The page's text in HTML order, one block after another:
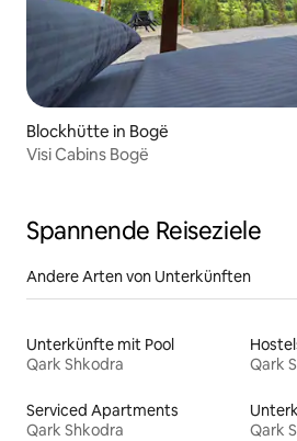
Blockhütte in Bogë
Visi Cabins Bogë
Spannende Reiseziele
Andere Arten von Unterkünften
Unterkünfte mit Pool
Qark Shkodra
Qark
Serviced Apartments
Qark Shkodra
Qark